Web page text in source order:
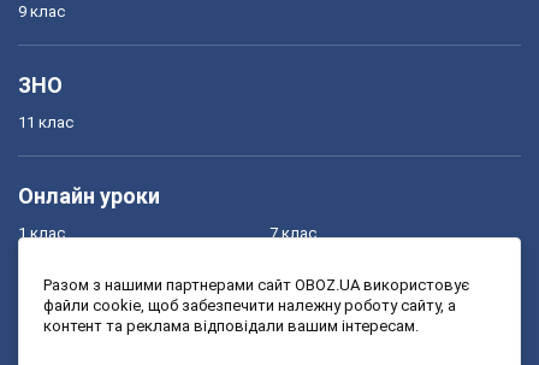
9 клас
ЗНО
11 клас
Онлайн уроки
1 клас
3 клас
7 клас
9 клас
Разом з нашими партнерами сайт OBOZ.UA використовує
файли cookie, щоб забезпечити належну роботу сайту, а
контент та реклама відповідали вашим інтересам.